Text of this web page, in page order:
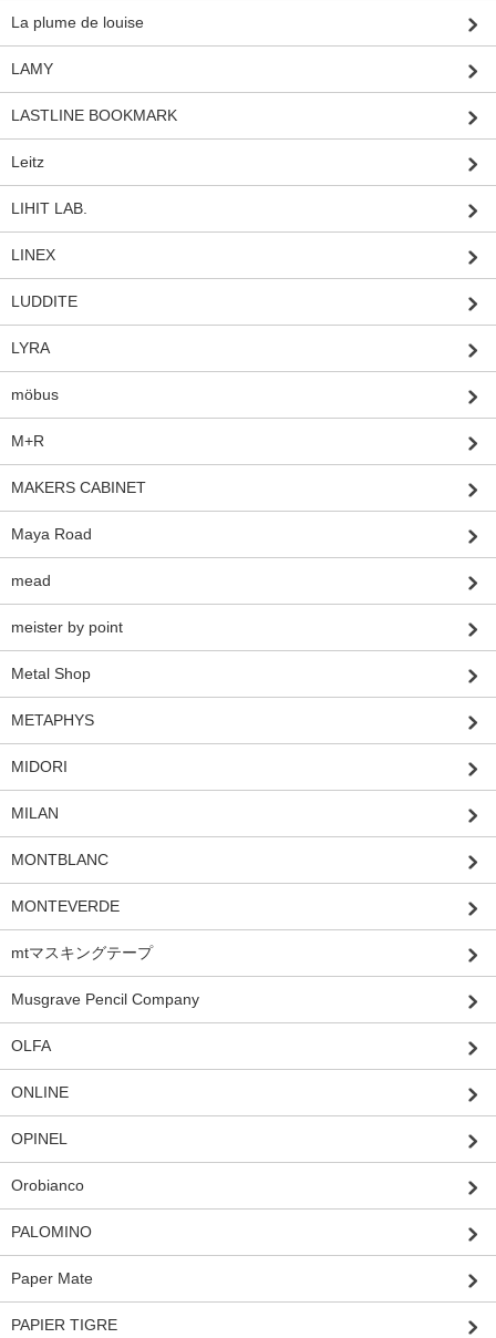
La plume de louise
LAMY
LASTLINE BOOKMARK
Leitz
LIHIT LAB.
LINEX
LUDDITE
LYRA
möbus
M+R
MAKERS CABINET
Maya Road
mead
meister by point
Metal Shop
METAPHYS
MIDORI
MILAN
MONTBLANC
MONTEVERDE
mtマスキングテープ
Musgrave Pencil Company
OLFA
ONLINE
OPINEL
Orobianco
PALOMINO
Paper Mate
PAPIER TIGRE